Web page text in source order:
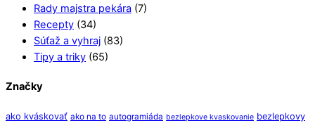
Rady majstra pekára (7)
Recepty (34)
Súťaž a vyhraj (83)
Tipy a triky (65)
Značky
ako kváskovať ako na to autogramiáda bezlepkove kvaskovanie bezlepkovy